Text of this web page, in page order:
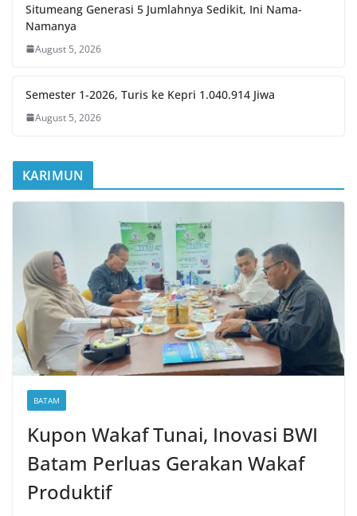
Situmeang Generasi 5 Jumlahnya Sedikit, Ini Nama-
Namanya
August 5, 2026
Semester 1-2026, Turis ke Kepri 1.040.914 Jiwa
August 5, 2026
KARIMUN
BATAM
Kupon Wakaf Tunai, Inovasi BWI
Batam Perluas Gerakan Wakaf
Produktif